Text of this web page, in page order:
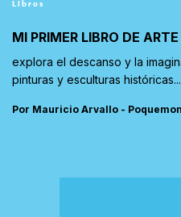
Libros
MI PRIMER LIBRO DE
explora el descanso y la
pinturas y esculturas
Por Mauricio Arvallo -